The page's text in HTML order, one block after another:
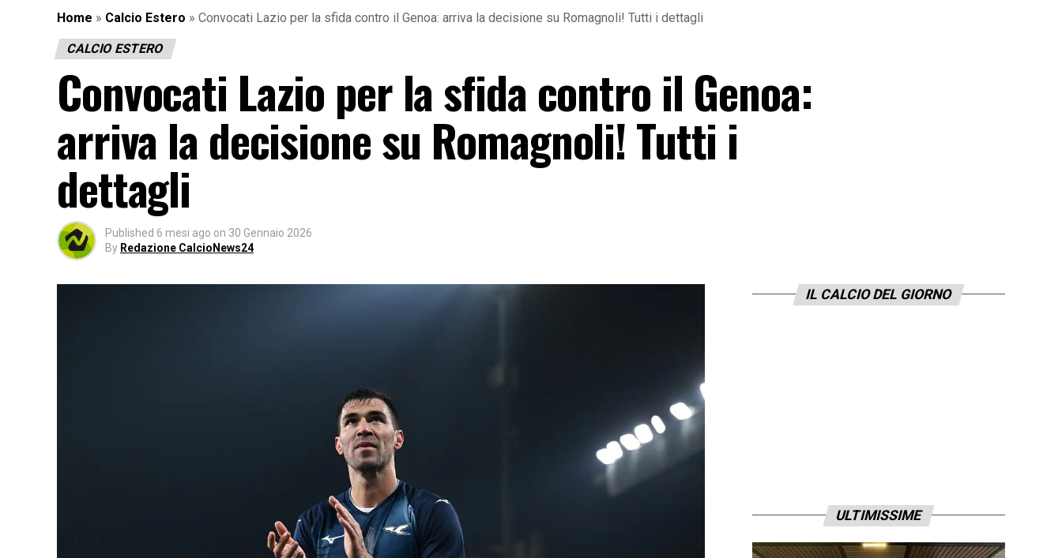
Home » Calcio Estero » Convocati Lazio per la sfida contro il Genoa: arriva la decisione su Romagnoli! Tutti i dettagli
CALCIO ESTERO
Convocati Lazio per la sfida contro il Genoa:
arriva la decisione su Romagnoli! Tutti i
dettagli
Published 6 mesi ago on 30 Gennaio 2026
By Redazione CalcioNews24
IL CALCIO DEL GIORNO
ULTIMISSIME